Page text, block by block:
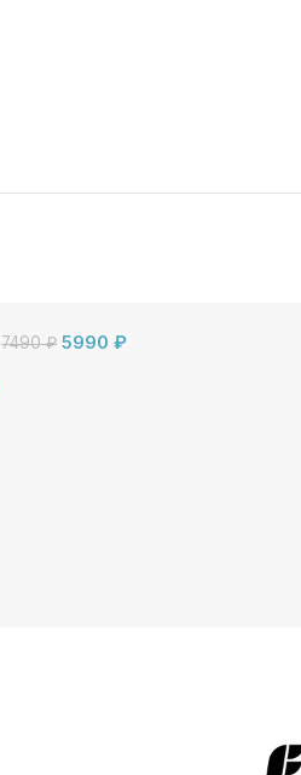
7490₽ 5990 ₽